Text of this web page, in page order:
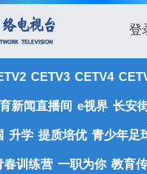
登
CETV3 CETV4
新闻直播间 e视界 长安
升学 提质培优 青少年足
春训练营 一职为你 教育